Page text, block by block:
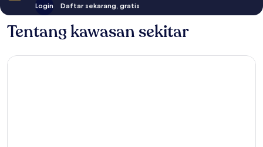
Login Daftar sekarang, gratis
Tentang kawasan sekitar